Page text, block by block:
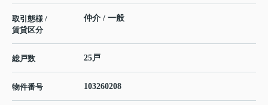
取引態様 /
賃貸区分
仲介 / 一般
総戸数 25戸
物件番号 103260208